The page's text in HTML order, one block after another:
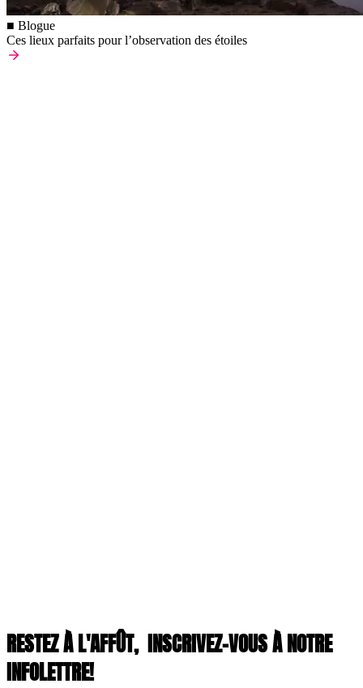
■ Blogue
Ces lieux parfaits pour l’observation des étoiles
RESTEZ À L'AFFÛT, INSCRIVEZ-VOUS À NOTRE
INFOLETTRE!